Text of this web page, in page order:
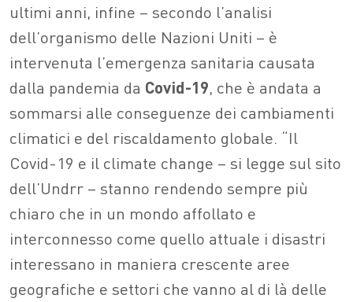
ultimi anni, infine – secondo l’analisi
dell’organismo delle Nazioni Uniti – è
intervenuta l’emergenza sanitaria causata
dalla pandemia da Covid-19, che è andata a
sommarsi alle conseguenze dei cambiamenti
climatici e del riscaldamento globale. “Il
Covid-19 e il climate change – si legge sul sito
dell’Undrr – stanno rendendo sempre più
chiaro che in un mondo affollato e
interconnesso come quello attuale i disastri
interessano in maniera crescente aree
geografiche e settori che vanno al di là delle